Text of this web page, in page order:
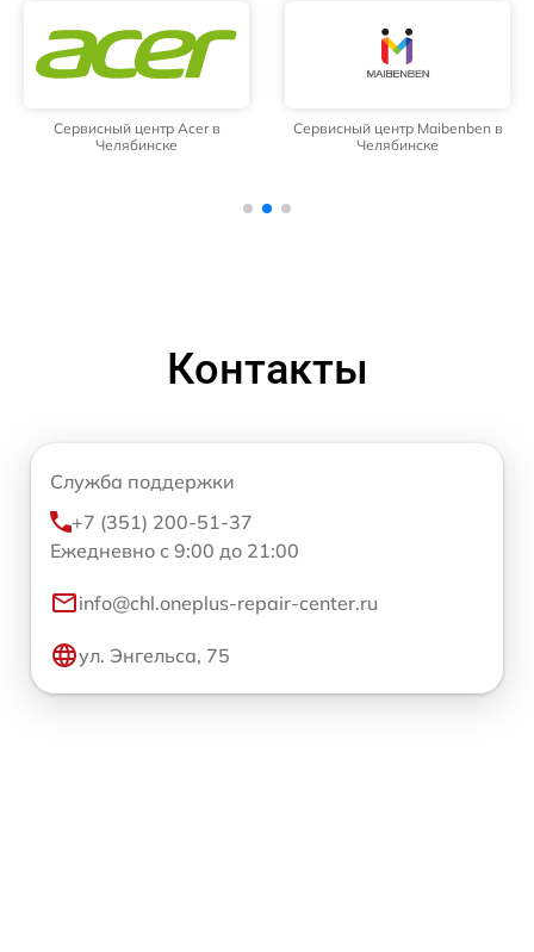
Сервисный центр Acer в
Челябинске
Сервисный центр Maibenben в
Челябинске
Контакты
Служба поддержки
+7 (351) 200-51-37
Ежедневно с 9:00 до 21:00
info@chl.oneplus-repair-center.ru
ул. Энгельса, 75